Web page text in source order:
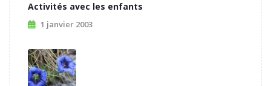
Activités avec les enfants
1 janvier 2003